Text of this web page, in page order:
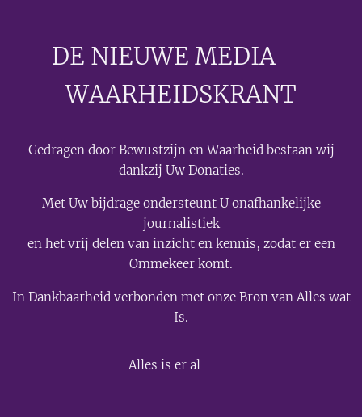
DE NIEUWE MEDIA🟣
WAARHEIDSKRANT
Gedragen door Bewustzijn en Waarheid bestaan wij
dankzij Uw Donaties.
Met Uw bijdrage ondersteunt U onafhankelijke
journalistiek
en het vrij delen van inzicht en kennis, zodat er een
Ommekeer komt.
In Dankbaarheid verbonden met onze Bron van Alles wat
Is.
Alles is er al